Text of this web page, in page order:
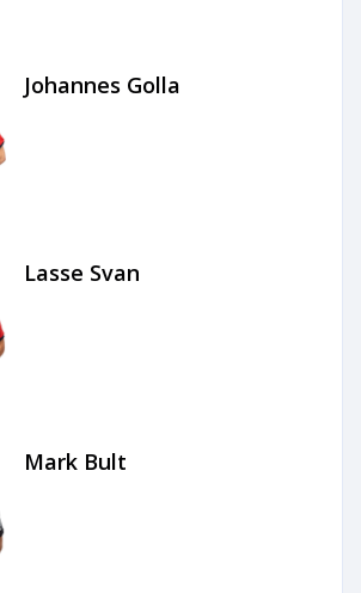
Johannes Golla
Lasse Svan
Mark Bult